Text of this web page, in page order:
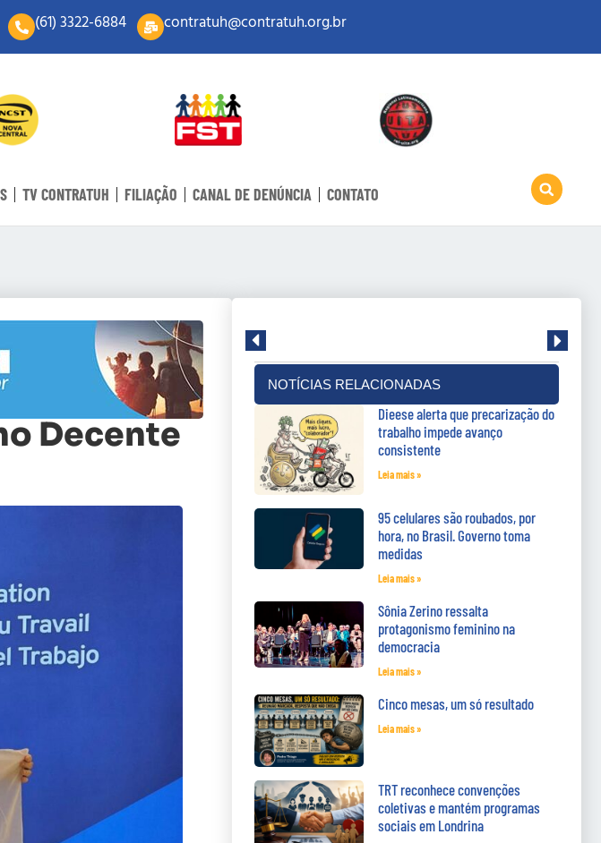
(61) 3322-6884 contratuh@contratuh.org.br
TV CONTRATUH FILIAÇÃO CANAL DE DENÚNCIA CONTATO
Decente
NOTÍCIAS RELACIONADAS
Dieese alerta que precarização do
trabalho impede avanço
consistente
Leia mais »
95 celulares são roubados, por
hora, no Brasil. Governo toma
medidas
Leia mais »
Sônia Zerino ressalta
protagonismo feminino na
democracia
Leia mais »
Cinco mesas, um só resultado
Leia mais »
TRT reconhece convenções
coletivas e mantém programas
sociais em Londrina